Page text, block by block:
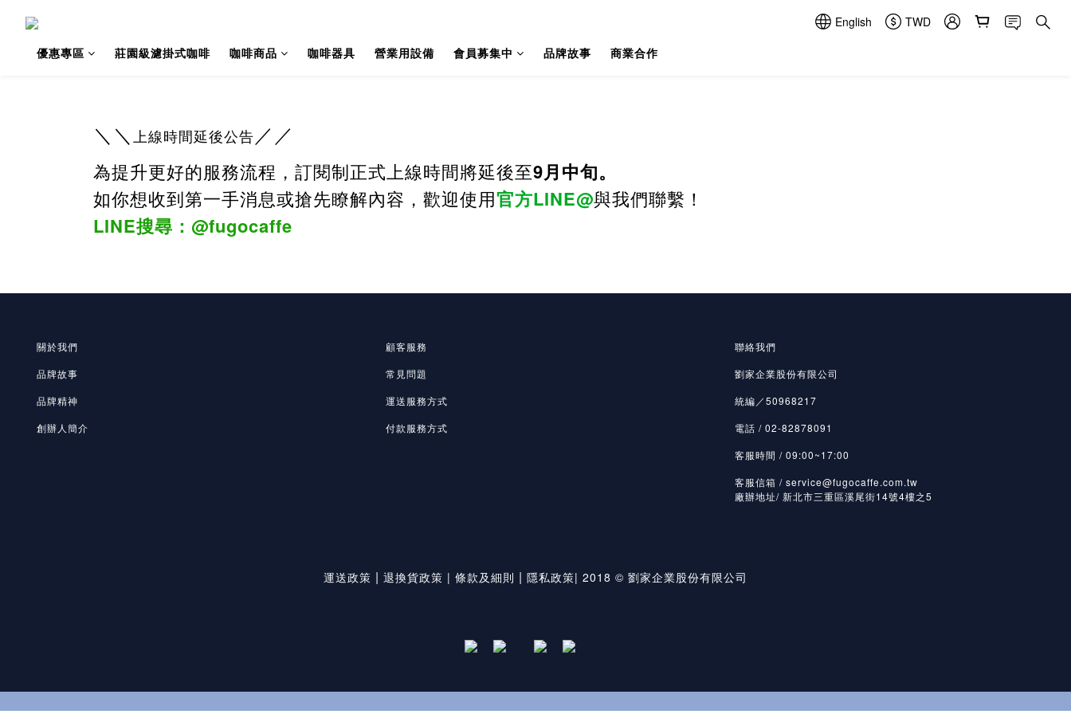
English
TWD
優惠專區
莊園級濾掛式咖啡 咖啡商品 咖啡器具 營業用設備 會員募集中 品牌故事 商業合作
＼＼ 上線時間延後公告／／
為提升更好的服務流程，訂閱制正式上線時間將延後至9月中旬。
如你想收到第一手消息或搶先瞭解內容，歡迎使用官方LINE@與我們聯繫！
LINE搜尋：@fugocaffe
關於我們
品牌故事
品牌精神
創辦人簡介
顧客服務
常見問題
運送服務方式
付款服務方式
聯絡我們
劉家企業股份有限公司
統編／50968217
電話 / 02-82878091
客服時間 / 09:00~17:00
客服信箱 / service@fugocaffe.com.tw
廠辦地址/ 新北市三重區溪尾街14號4樓之5
運送政策 | 退換貨政策 | 條款及細則 | 隱私政策| 2018 © 劉家企業股份有限公司